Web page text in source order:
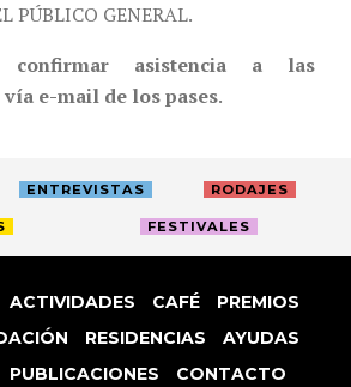
PÚBLICO GENERAL.
confirmar asistencia a las
e-mail de los pases.
ENTREVISTAS RODAJES
FESTIVALES
ACTIVIDADES CAFÉ
PREMIOS
RESIDENCIAS
AYUDAS
PUBLICACIONES CONTACTO